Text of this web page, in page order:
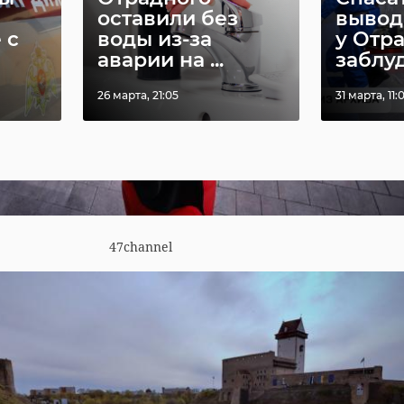
с
оставили без
воды из-за
аварии на ...
26 марта, 21:05
у
31 марта,
суд
В Приозерском
районе
завершается
14 июля, 12:50
В
15 июля,
47channel